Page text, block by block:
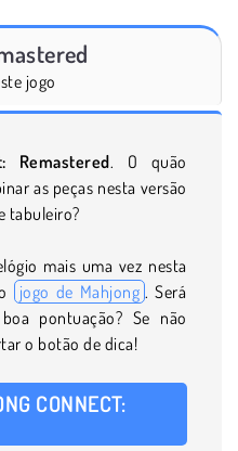
jogo
Remastered. O quão
as peças nesta versão
tabuleiro?
mais uma vez nesta
jogo de Mahjong . Será
pontuação? Se não
o botão de dica!
CONNECT: